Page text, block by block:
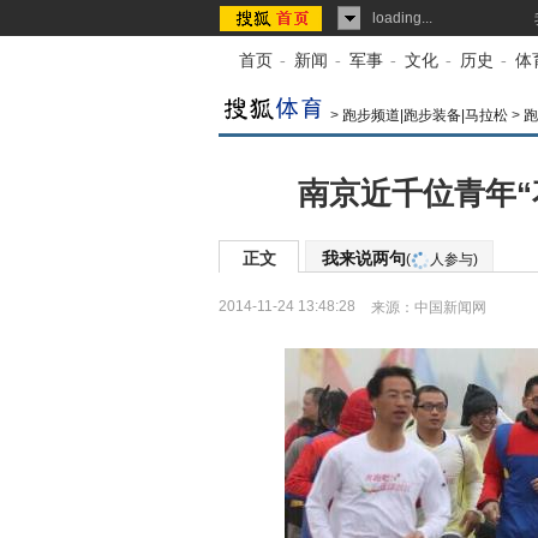
loading...
首页 - 新闻 - 军事 - 文化 - 历史 - 体
> 跑步频道|跑步装备|马拉松 >
南京近千位青年
正文 我来说两句( 人参与)
2014-11-24 13:48:28 来源： 中国新闻网